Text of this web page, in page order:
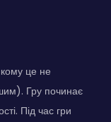
це не
Гру починає
Під час гри